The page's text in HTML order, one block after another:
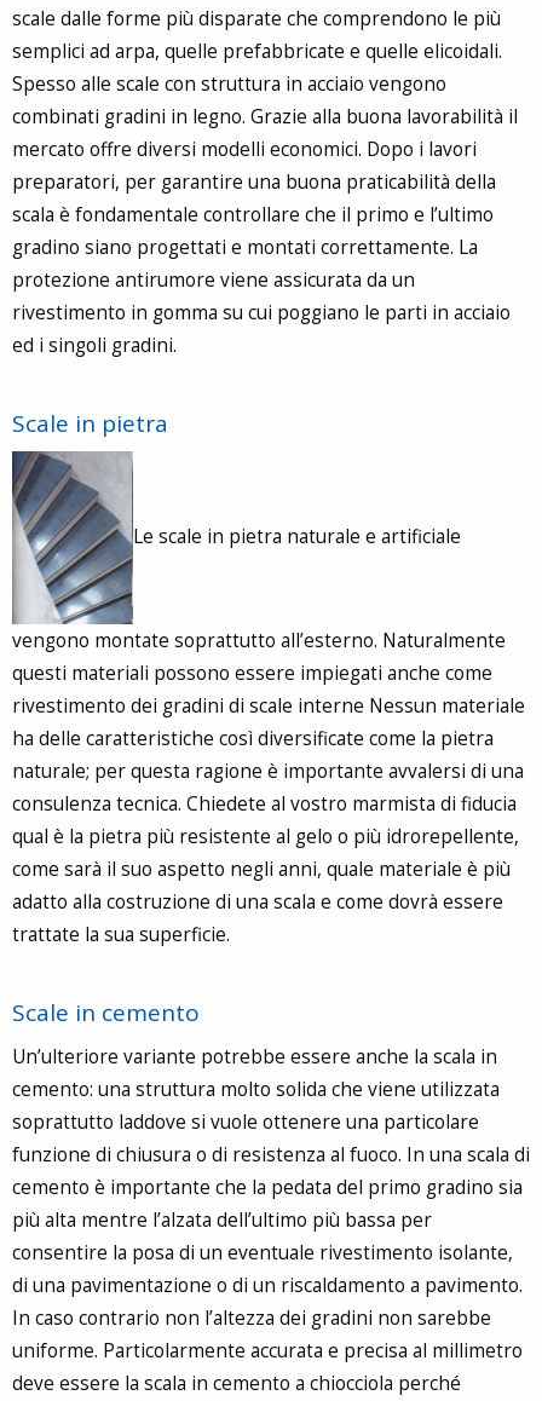
scale dalle forme più disparate che comprendono le più
semplici ad arpa, quelle prefabbricate e quelle elicoidali.
Spesso alle scale con struttura in acciaio vengono
combinati gradini in legno. Grazie alla buona lavorabilità il
mercato offre diversi modelli economici. Dopo i lavori
preparatori, per garantire una buona praticabilità della
scala è fondamentale controllare che il primo e l’ultimo
gradino siano progettati e montati correttamente. La
protezione antirumore viene assicurata da un
rivestimento in gomma su cui poggiano le parti in acciaio
ed i singoli gradini.
Scale in pietra
Le scale in pietra naturale e artificiale
vengono montate soprattutto all’esterno. Naturalmente
questi materiali possono essere impiegati anche come
rivestimento dei gradini di scale interne Nessun materiale
ha delle caratteristiche così diversificate come la pietra
naturale; per questa ragione è importante avvalersi di una
consulenza tecnica. Chiedete al vostro marmista di fiducia
qual è la pietra più resistente al gelo o più idrorepellente,
come sarà il suo aspetto negli anni, quale materiale è più
adatto alla costruzione di una scala e come dovrà essere
trattate la sua superficie.
Scale in cemento
Un’ulteriore variante potrebbe essere anche la scala in
cemento: una struttura molto solida che viene utilizzata
soprattutto laddove si vuole ottenere una particolare
funzione di chiusura o di resistenza al fuoco. In una scala di
cemento è importante che la pedata del primo gradino sia
più alta mentre l’alzata dell’ultimo più bassa per
consentire la posa di un eventuale rivestimento isolante,
di una pavimentazione o di un riscaldamento a pavimento.
In caso contrario non l’altezza dei gradini non sarebbe
uniforme. Particolarmente accurata e precisa al millimetro
deve essere la scala in cemento a chiocciola perché